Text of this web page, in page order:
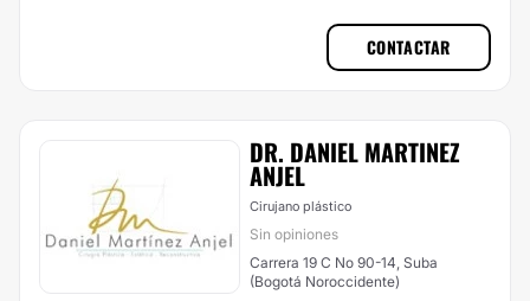
CONTACTAR
DR. DANIEL MARTINEZ
ANJEL
Cirujano plástico
Sin opiniones
Carrera 19 C No 90-14, Suba
(Bogotá Noroccidente)